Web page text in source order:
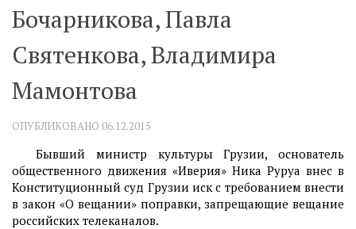
Бочарникова, Павла
Святенкова, Владимира
Мамонтова
ОПУБЛИКОВАНО 06.12.2015
Бывший министр культуры Грузии, основатель
общественного движения «Иверия» Ника Руруа внес в
Конституционный суд Грузии иск с требованием внести
в закон «О вещании» поправки, запрещающие вещание
российских телеканалов.